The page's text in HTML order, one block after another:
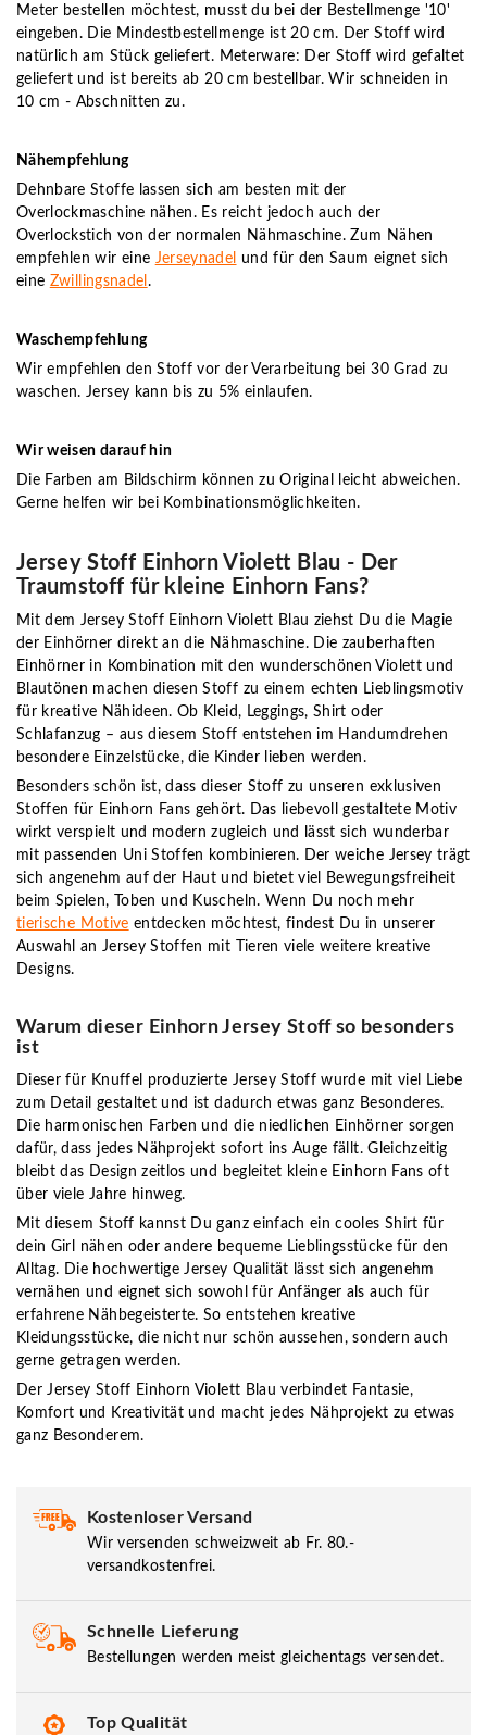
Meter bestellen möchtest, musst du bei der Bestellmenge '10'
eingeben. Die Mindestbestellmenge ist 20 cm. Der Stoff wird
natürlich am Stück geliefert. Meterware: Der Stoff wird gefaltet
geliefert und ist bereits ab 20 cm bestellbar. Wir schneiden in
10 cm - Abschnitten zu.
Nähempfehlung
Dehnbare Stoffe lassen sich am besten mit der
Overlockmaschine nähen. Es reicht jedoch auch der
Overlockstich von der normalen Nähmaschine. Zum Nähen
empfehlen wir eine Jerseynadel
und für den Saum eignet sich
eine Zwillingsnadel .
Waschempfehlung
Wir empfehlen den Stoff vor der Verarbeitung bei 30 Grad zu
waschen. Jersey kann bis zu 5% einlaufen.
Wir weisen darauf hin
Die Farben am Bildschirm können zu Original leicht abweichen.
Gerne helfen wir bei Kombinationsmöglichkeiten.
Jersey Stoff Einhorn Violett Blau - Der
Traumstoff für kleine Einhorn Fans?
Mit dem Jersey Stoff Einhorn Violett Blau ziehst Du die Magie
der Einhörner direkt an die Nähmaschine. Die zauberhaften
Einhörner in Kombination mit den wunderschönen Violett und
Blautönen machen diesen Stoff zu einem echten Lieblingsmotiv
für kreative Nähideen. Ob Kleid, Leggings, Shirt oder
Schlafanzug – aus diesem Stoff entstehen im Handumdrehen
besondere Einzelstücke, die Kinder lieben werden.
Besonders schön ist, dass dieser Stoff zu unseren exklusiven
Stoffen für Einhorn Fans gehört. Das liebevoll gestaltete Motiv
wirkt verspielt und modern zugleich und lässt sich wunderbar
mit passenden Uni Stoffen kombinieren. Der weiche Jersey trägt
sich angenehm auf der Haut und bietet viel Bewegungsfreiheit
beim Spielen, Toben und Kuscheln. Wenn Du noch mehr
tierische Motive entdecken möchtest, findest Du in unserer
Auswahl an Jersey Stoffen mit Tieren viele weitere kreative
Designs.
Warum dieser Einhorn Jersey Stoff so besonders
ist
Dieserfür Knuffel produzierte Jersey Stoff wurde mit viel Liebe
zum Detail gestaltet und ist dadurch etwas ganz Besonderes.
Die harmonischen Farben und die niedlichen Einhörner sorgen
dafür, dass jedes Nähprojekt sofort ins Auge fällt. Gleichzeitig
bleibt das Design zeitlos und begleitet kleine Einhorn Fans oft
über viele Jahre hinweg.
Mit diesem Stoff kannst Du ganz einfachein cooles Shirt für
dein Girl
nähen oder andere bequeme Lieblingsstücke für den
Alltag. Die hochwertige Jersey Qualität lässt sich angenehm
vernähen und eignet sich sowohl für Anfänger als auch für
erfahrene Nähbegeisterte. So entstehen kreative
Kleidungsstücke, die nicht nur schön aussehen, sondern auch
gerne getragen werden.
Der Jersey Stoff Einhorn Violett Blau verbindet Fantasie,
Komfort und Kreativität und macht jedes Nähprojekt zu etwas
ganz Besonderem.
Kostenloser Versand
Wir versenden schweizweit ab Fr. 80.-
versandkostenfrei.
Schnelle Lieferung
Bestellungen werden meist gleichentags versendet.
Top Qualität